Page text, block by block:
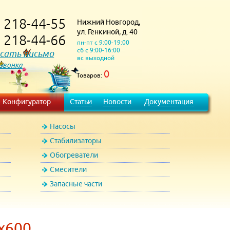
218-44-55
218-44-66
письмо
Нижний Новгород,
ул. Генкиной, д. 40
пн-пт с 9:00-19:00
сб с 9:00-16:00
вс выходной
Товаров: 0
Конфигуратор Статьи Новости Документация
Насосы
Стабилизаторы
Обогреватели
Смесители
Запасные части